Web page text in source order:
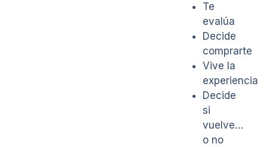
Te
evalúa
Decide
comprarte
Vive la
experiencia
Decide
si
vuelve…
o no